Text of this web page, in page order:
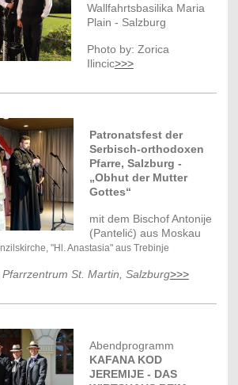
Wallfahrtsbasilika Maria
Plain - Salzburg
Photo by: Zorica
Ilincic>>>
Patronatsfest der
Serbisch-orthodoxen
Pfarre, Salzburg -
„Obhut der Mutter
Gottes“
mit dem Bischof Antonije
(Pantelić) aus Moskau
"Hl. Anastasia" aus Trebinje
Pfarrzentrum St. Martin, Salzburg>>>
Abendprogramm
KAFANA KOD
JEREMIJE - DAS